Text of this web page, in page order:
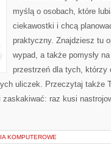
myślą o osobach, które
ciekawostki i chcą
praktyczny. Znajdziesz tu
wypad, a także pomysły
przestrzeń dla tych, którzy
uliczek. Przeczytaj także
raz kusi
KOMPUTEROWE